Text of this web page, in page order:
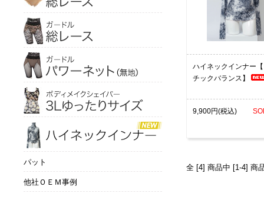
パット
他社ＯＥＭ事例
ハイネックインナー
チックバランス】
9,900円(税込)
全 [4] 商品中 [1-4] 商